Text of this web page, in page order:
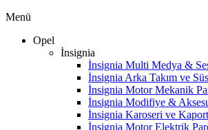
Menü
Opel
İnsignia
İnsignia Multi Medya &
İnsignia Arka Takım ve
İnsignia Motor Mekanik
İnsignia Modifiye &
İnsignia Karoseri ve
İnsignia Motor Elektrik